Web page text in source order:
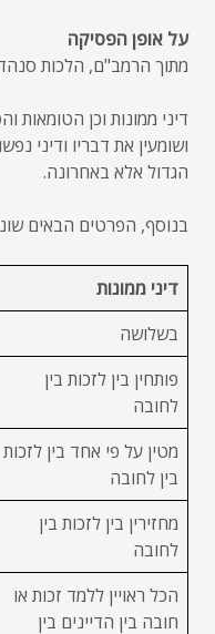
על אופן הפסיקה
מתוך הרמב"ם, הלכות
דיני ממונות וכן הטומאות
ושומעין את דבריו ודיני
הגדול אלא באחרונה.
בנוסף, הפרטים הבאים
דיני ממונות
בשלושה
פותחין בין לזכות בין
לחובה
מטין על פי אחד בין לזכות
בין לחובה
מחזירין בין לזכות בין
לחובה
הכל ראויין ללמד זכות או
חובה בין הדיינים בין